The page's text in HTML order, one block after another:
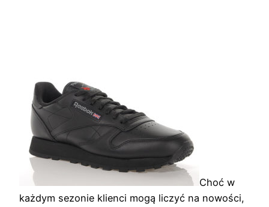
Choć w
każdym sezonie klienci mogą liczyć na nowości,